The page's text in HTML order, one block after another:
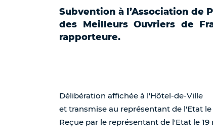
Subvention à l’Association de
des Meilleurs Ouvriers de
rapporteure.
Délibération affichée à l'Hôtel-de-Ville
et transmise au représentant de l'Etat le
Reçue par le représentant de l'Etat le 19